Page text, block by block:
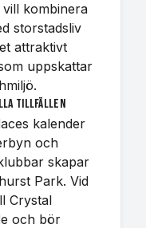
kombinera
storstadsliv
attraktivt
uppskattar
tillfällen
kalender
och
skapar
Park. Vid
Crystal
och bör